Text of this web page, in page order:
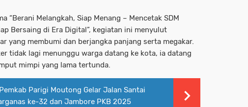
“Berani Melangkah, Siap Menang – Mencetak SDM
Bersaing di Era Digital”, kegiatan ini menyulut
yang membumi dan berjangka panjang serta megakar.
tidak lagi menunggu warga datang ke kota, ia datang
mimpi yang lama tertunda.
Pemkab Parigi Moutong Gelar Jalan Santai
ke-32 dan Jambore PKB 2025